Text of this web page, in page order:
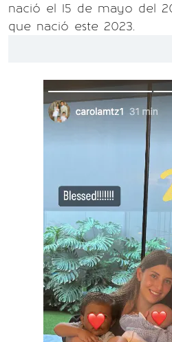
nació el 15 de mayo del
que nació este 2023.